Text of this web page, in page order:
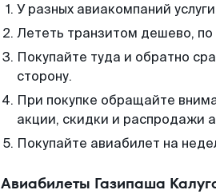
У разных авиакомпаний
Лететь транзитом дешево, по
Покупайте туда и обратно
сторону.
При покупке обращайте
акции, скидки и распродажи
Покупайте авиабилет на
Авиабилеты Газипаша